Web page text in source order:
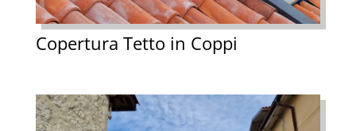
Copertura Tetto in Coppi